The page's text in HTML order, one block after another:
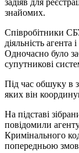
задіяв для
знайомих.
Співробітники
діяльність
Одночасно було
супутникові
Під час обшуку в
яких він
На підставі
повідомили
Кримінального
попередньою